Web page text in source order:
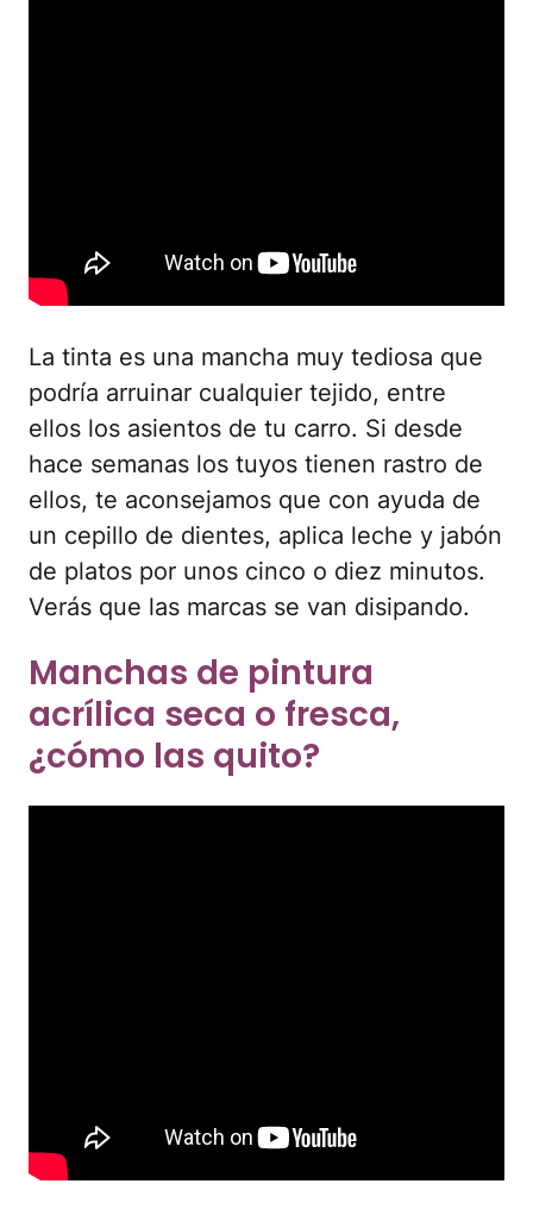
La tinta es una mancha muy tediosa que
podría arruinar cualquier tejido, entre
ellos los asientos de tu carro. Si desde
hace semanas los tuyos tienen rastro de
ellos, te aconsejamos que con ayuda de
un cepillo de dientes, aplica leche y jabón
de platos por unos cinco o diez minutos.
Verás que las marcas se van disipando.
Manchas de pintura
acrílica seca o fresca,
¿cómo las quito?